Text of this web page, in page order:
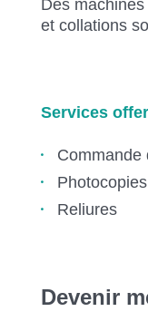
Des
et collations
Services
Commande
Photocopies
Reliures
Devenir